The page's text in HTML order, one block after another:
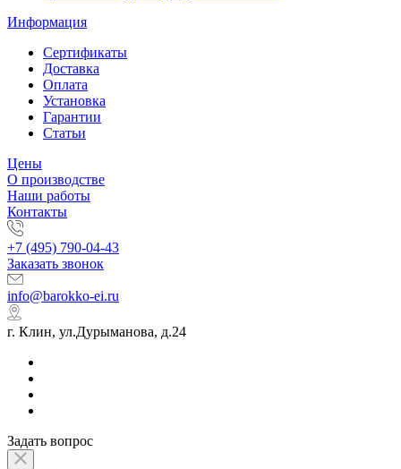
Информация
Сертификаты
Доставка
Оплата
Установка
Гарантии
Статьи
Цены
О производстве
Наши работы
Контакты
+7 (495) 790-04-43
Заказать звонок
info@barokko-ei.ru
г. Клин, ул.Дурыманова, д.24
Задать вопрос